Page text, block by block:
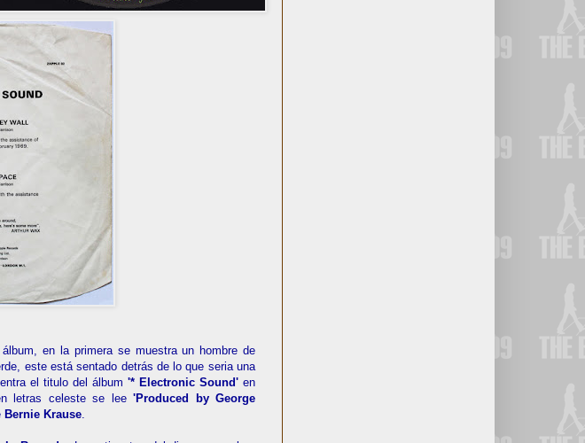
en la primera se muestra un hombre de
este está sentado detrás de lo que seria una
el titulo del álbum'* Electronic Sound'en
letras celeste se lee'Produced by George
Bernie Krause